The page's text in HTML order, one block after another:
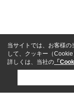
当サイトでは、お客様の
して、クッキー（Cookie
詳しくは、当社の 「